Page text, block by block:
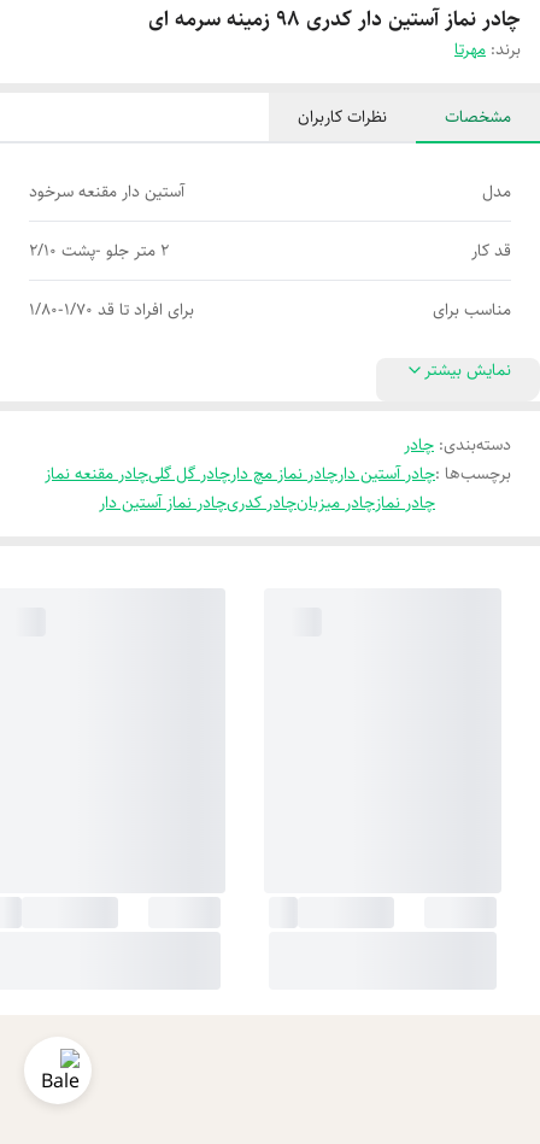
چادر نماز آستین دار کدری 98 زمینه سرمه ای
برند: مهرتا
مشخصات نظرات کاربران
مدل آستین دار مقنعه سرخود
قد کار 2 متر جلو -پشت 2/10
مناسب برای برای افراد تا قد 1/70-1/80
نمایش بیشتر
دسته‌بندی: چادر
برچسب‌ها :چادر آستین دارچادر نماز مچ دارچادر گل گلیچادر مقنعه نماز
چادر نمازچادر میزبانچادر کدریچادر نماز آستین دار